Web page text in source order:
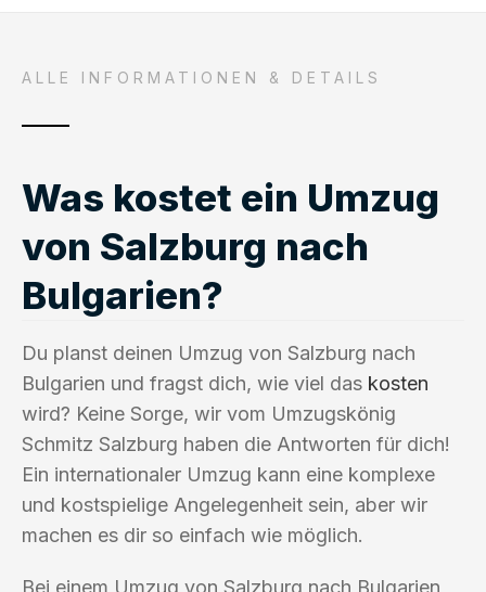
ALLE INFORMATIONEN & DETAILS
Was kostet ein Umzug
von Salzburg nach
Bulgarien?
Du planst deinen Umzug von Salzburg nach
Bulgarien und fragst dich, wie viel das kosten
wird? Keine Sorge, wir vom Umzugskönig
Schmitz Salzburg haben die Antworten für dich!
Ein internationaler Umzug kann eine komplexe
und kostspielige Angelegenheit sein, aber wir
machen es dir so einfach wie möglich.
Bei einem Umzug von Salzburg nach Bulgarien